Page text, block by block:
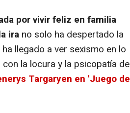
por vivir feliz en familia
ira no solo ha despertado la
llegado a ver sexismo en lo
la locura y la psicopatía de
Targaryen en 'Juego de